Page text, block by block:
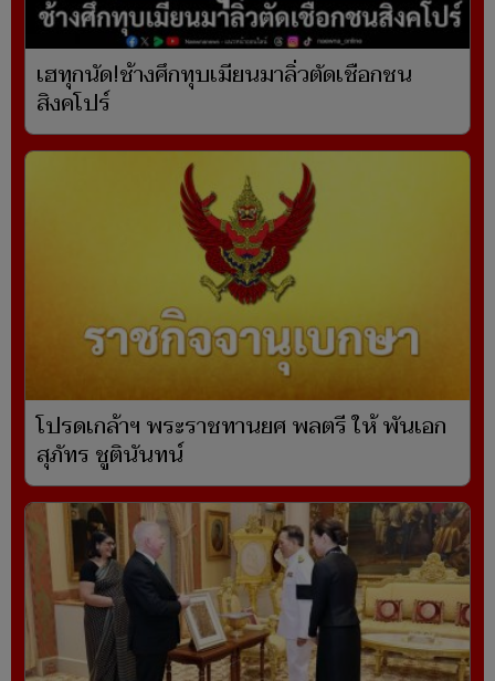
เฮทุกนัด!ช้างศึกทุบเมียนมาลิ่วตัดเชือกชน
สิงคโปร์
โปรดเกล้าฯ พระราชทานยศ พลตรี ให้ พันเอก
สุภัทร ชูตินันทน์